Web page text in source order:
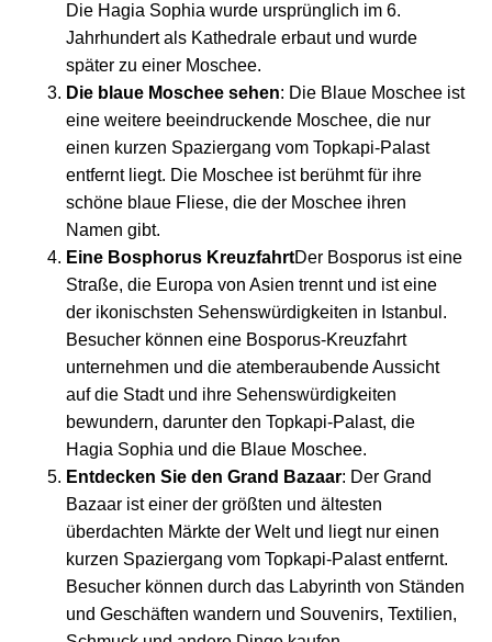
Die Hagia Sophia wurde ursprünglich im 6.
Jahrhundert als Kathedrale erbaut und wurde
später zu einer Moschee.
Die blaue Moschee sehen: Die Blaue Moschee ist
eine weitere beeindruckende Moschee, die nur
einen kurzen Spaziergang vom Topkapi-Palast
entfernt liegt. Die Moschee ist berühmt für ihre
schöne blaue Fliese, die der Moschee ihren
Namen gibt.
Eine Bosphorus KreuzfahrtDer Bosporus ist eine
Straße, die Europa von Asien trennt und ist eine
der ikonischsten Sehenswürdigkeiten in Istanbul.
Besucher können eine Bosporus-Kreuzfahrt
unternehmen und die atemberaubende Aussicht
auf die Stadt und ihre Sehenswürdigkeiten
bewundern, darunter den Topkapi-Palast, die
Hagia Sophia und die Blaue Moschee.
Entdecken Sie den Grand Bazaar: Der Grand
Bazaar ist einer der größten und ältesten
überdachten Märkte der Welt und liegt nur einen
kurzen Spaziergang vom Topkapi-Palast entfernt.
Besucher können durch das Labyrinth von Ständen
und Geschäften wandern und Souvenirs, Textilien,